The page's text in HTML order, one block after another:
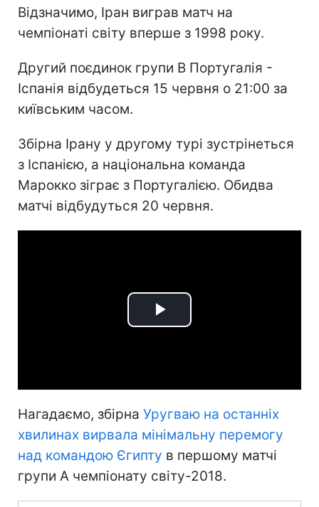
Відзначимо, Іран виграв матч на
чемпіонаті світу вперше з 1998 року.
Другий поєдинок групи B Португалія -
Іспанія відбудеться 15 червня о 21:00 за
київським часом.
Збірна Ірану у другому турі зустрінеться
з Іспанією, а національна команда
Марокко зіграє з Португалією. Обидва
матчі відбудуться 20 червня.
Play
Нагадаємо, збірна Уругваю на останніх
хвилинах вирвала мінімальну перемогу
над командою Єгипту в першому матчі
групи А чемпіонату світу-2018.